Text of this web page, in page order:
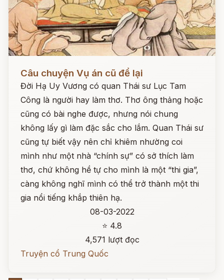
Câu chuyện Vụ án cũ để lại
Đời Hạ Uy Vương có quan Thái sư Lục Tam
Công là người hay làm thơ. Thơ ông thảng hoặc
cũng có bài nghe được, nhưng nói chung
không lấy gì làm đặc sắc cho lắm. Quan Thái sư
cũng tự biết vậy nên chỉ khiêm nhường coi
mình như một nhà “chính sự” có sở thích làm
thơ, chứ không hề tự cho mình là một “thi gia”,
càng không nghĩ mình có thể trở thành một thi
gia nổi tiếng khắp thiên hạ.
08-03-2022
⭐ 4.8
4,571 lượt đọc
Truyện cổ Trung Quốc